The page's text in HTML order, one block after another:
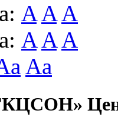
A A A
A A A
Aa